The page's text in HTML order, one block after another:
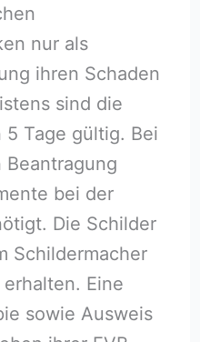
nur als
ihren Schaden
sind die
Tage gültig. Bei
bei der
Die Schilder
Schildermacher
Eine
sowie Ausweis